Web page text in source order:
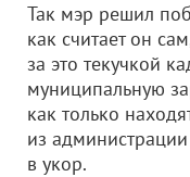
Так мэр решил
как считает он
за это текучкой
муниципальную
как только
из
в укор.